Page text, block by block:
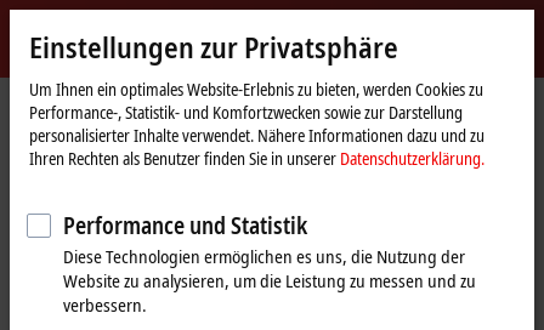
Beckhoff
-
New
Automation
Technology
myBeckhoff
StartseiteUnternehmen
News
Mit Klick auf "Akzeptieren" zeigen wir das Video und passen die
Einstellung zur Privatsphäre an, dabei wird externer Inhalt von
Vimeo geladen. Beachten Sie dazu bitte unsere
Einstellungen zur Privatsphäre
Um Ihnen ein optimales Website-Erlebnis zu bieten, werden Cookies zu
Performance-, Statistik- und Komfortzwecken sowie zur Darstellung
personalisierter Inhalte verwendet. Nähere Informationen dazu und zu
Ihren Rechten als Benutzer finden Sie in unserer Datenschutzerklärung.
Performance und Statistik
Diese Technologien ermöglichen es uns, die Nutzung der
Website zu analysieren, um die Leistung zu messen und zu
verbessern.